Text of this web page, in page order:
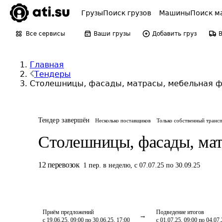
ГрузыПоиск грузов МашиныПоиск
Все сервисы Ваши грузы Добавить груз
Главная
Тендеры
Столешницы, фасады, матрасы, мебельная
Тендер завершён Несколько поставщиков Только собственный
Столешницы, фасады,
12 перевозок 1 пер. в неделю, с 07.07.25 по 30.09.25
Приём предложений
с 19.06.25, 09:00 по 30.06.25, 17:00
Подведение итогов
с 01.07.25, 09:00 по